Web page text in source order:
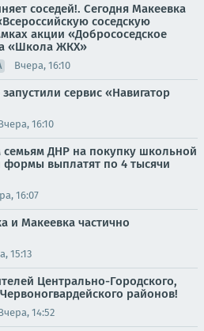
соседей!. Сегодня Макеевка
соседскую
акции «Добрососедское
«Школа ЖКХ»
Вчера, 16:10
сервис «Навигатор
16:10
ДНР на покупку школьной
формы выплатят по 4 тысячи
16:07
и Макеевка частично
15:13
Центрально-Городского,
районов!
14:52